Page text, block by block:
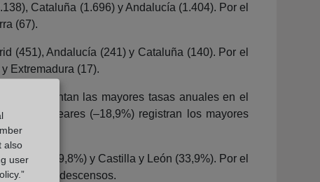
Cataluña (1.696) y Andalucía (1.404). Por el
(67).
(451), Andalucía (241) y Cataluña (140). Por el
Extremadura (17).
presentan las mayores tasas anuales en el
Islas Baleares (–18,9%) registran los mayores
Galicia (69,8%) y Castilla y León (33,9%). Por el
mayores descensos.
also
user